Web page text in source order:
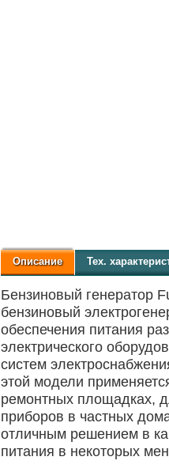
Описание Тех.
Бензиновый генератор
бензиновый
обеспечения питания
электрического
систем
этой модели
ремонтных площадках,
приборов в частных
отличным решением в
питания в некоторых